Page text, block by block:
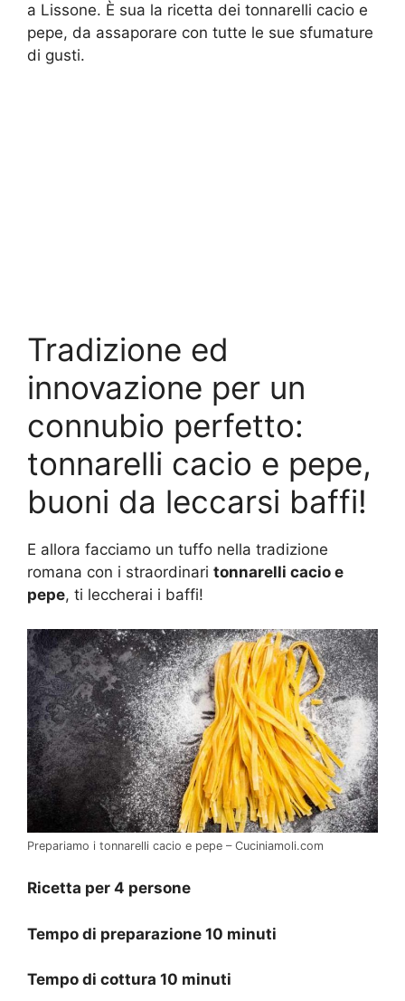
a Lissone. È sua la ricetta dei tonnarelli cacio e
pepe, da assaporare con tutte le sue sfumature
di gusti.
Tradizione ed
innovazione per un
connubio perfetto:
tonnarelli cacio e pepe,
buoni da leccarsi baffi!
E allora facciamo un tuffo nella tradizione
romana con i straordinari tonnarelli cacio e
pepe, ti leccherai i baffi!
Prepariamo i tonnarelli cacio e pepe – Cuciniamoli.com
Ricetta per 4 persone
Tempo di preparazione 10 minuti
Tempo di cottura 10 minuti